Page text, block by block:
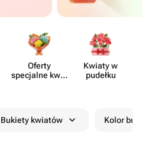
Oferty
specjalne kwia​
Kwiaty w
pudełku
Bukiety kwiatów Kolor